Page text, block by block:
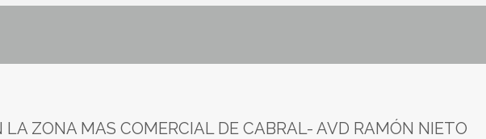
LA ZONA MAS COMERCIAL DE CABRAL- AVD RAMÓN NIETO